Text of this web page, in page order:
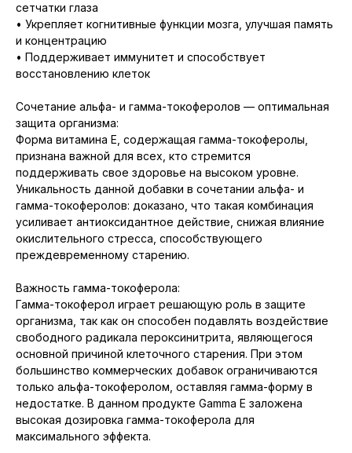
сетчатки глаза
• Укрепляет когнитивные функции мозга, улучшая память
и концентрацию
• Поддерживает иммунитет и способствует
восстановлению клеток
Сочетание альфа- и гамма-токоферолов — оптимальная
защита организма:
Форма витамина Е, содержащая гамма-токоферолы,
признана важной для всех, кто стремится
поддерживать свое здоровье на высоком уровне.
Уникальность данной добавки в сочетании альфа- и
гамма-токоферолов: доказано, что такая комбинация
усиливает антиоксидантное действие, снижая влияние
окислительного стресса, способствующего
преждевременному старению.
Важность гамма-токоферола:
Гамма-токоферол играет решающую роль в защите
организма, так как он способен подавлять воздействие
свободного радикала пероксинитрита, являющегося
основной причиной клеточного старения. При этом
большинство коммерческих добавок ограничиваются
только альфа-токоферолом, оставляя гамма-форму в
недостатке. В данном продукте Gamma E заложена
высокая дозировка гамма-токоферола для
максимального эффекта.